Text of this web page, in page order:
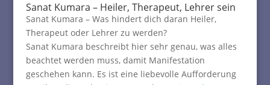
Sanat Kumara – Heiler, Therapeut, Lehrer sein
Sanat Kumara – Was hindert dich daran Heiler,
Therapeut oder Lehrer zu werden?
Sanat Kumara beschreibt hier sehr genau, was alles
beachtet werden muss, damit Manifestation
geschehen kann. Es ist eine liebevolle Aufforderung